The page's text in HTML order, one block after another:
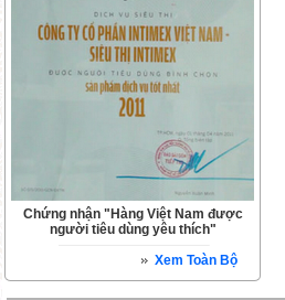
Chứng nhận "Hàng Việt Nam được
người tiêu dùng yêu thích"
Xem Toàn Bộ